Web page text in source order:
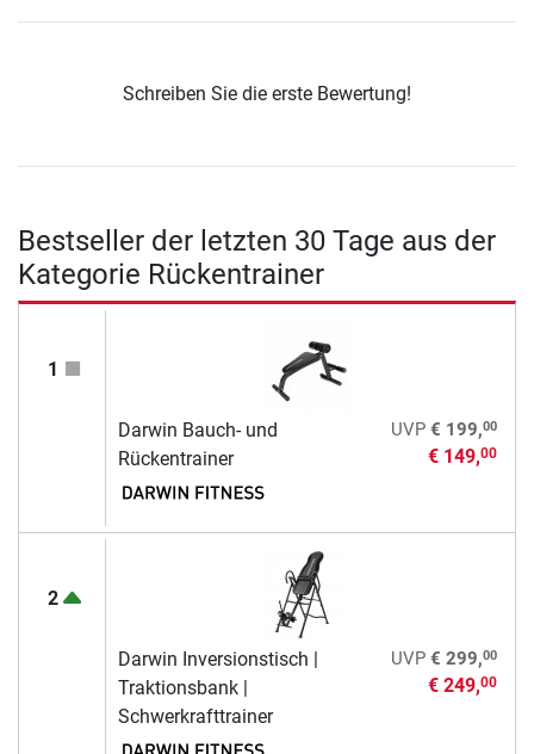
Schreiben Sie die erste Bewertung!
Bestseller der letzten 30 Tage aus der
Kategorie Rückentrainer
1
Darwin Bauch- und
Rückentrainer
UVP € 199,00
€ 149,00
2
Darwin Inversionstisch |
Traktionsbank |
Schwerkrafttrainer
UVP € 299,00
€ 249,00